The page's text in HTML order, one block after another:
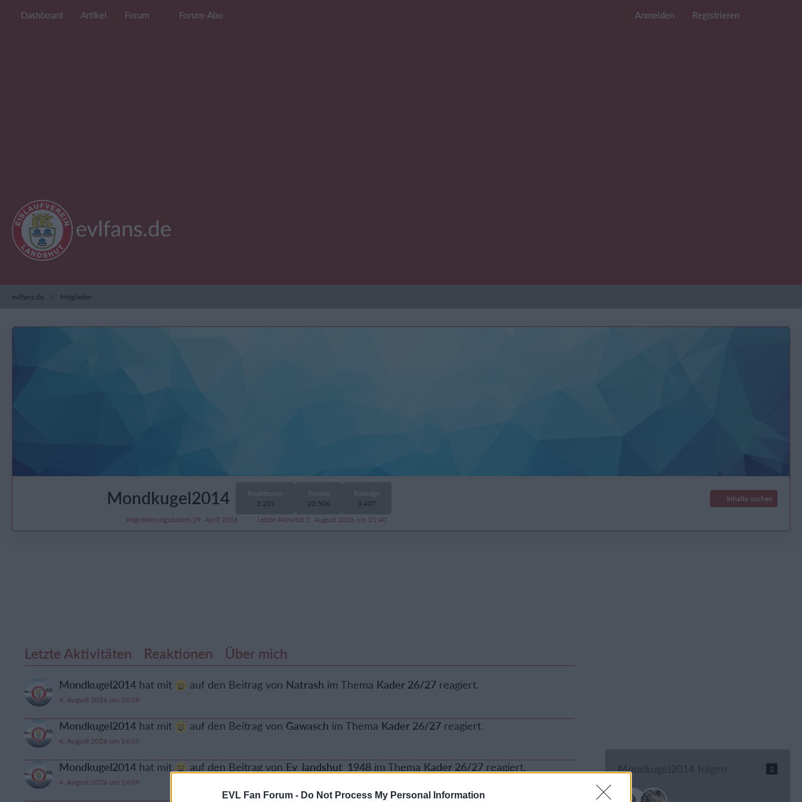
EVL Fan Forum - Do Not Process My Personal Information
Dashboard Artikel Forum Forum-Abo Anmelden Registrieren
evlfans.de Mitglieder
Mondkugel2014
Reaktionen
3.201
Punkte
20.506
Beiträge
3.407
Inhalte suchen
Registrierungsdatum 29. April 2016 Letzte Aktivität 5. August 2026 um 21:40
Letzte Aktivitäten Reaktionen Über mich
Mondkugel2014 hat mit auf den Beitrag von Natrash im Thema Kader 26/27 reagiert.
4. August 2026 um 14:09
Mondkugel2014 hat mit auf den Beitrag von Gawasch im Thema Kader 26/27 reagiert.
4. August 2026 um 14:09
Mondkugel2014 hat mit auf den Beitrag von Ev_landshut_1948 im Thema Kader 26/27 reagiert.
4. August 2026 um 14:09
Mondkugel2014 folgen 2